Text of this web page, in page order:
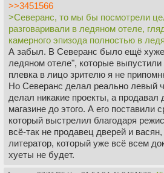
>>3451566
>Северанс, то мы бы посмотрели
разговаривали в ледяном отеле,
камерного эпизода полностью в
А забыл. В Северанс было ещё
ледяном отеле", которые выпустили
плевка в лицо зрителю я не
Но Северанс делал реально левый
делал никакие проекты, а продавал
магазине до этого. А его поставили
который выстрелил благодаря
всё-так не продавец дверей и
литератор, который уже всё всем
хуеты не будет.